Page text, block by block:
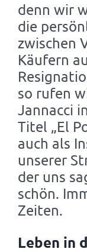
denn wir
die
zwischen
Käufern
so rufen
Jannacci
Titel „El
auch als
unserer
der uns
schön.
Zeiten.
Leben in